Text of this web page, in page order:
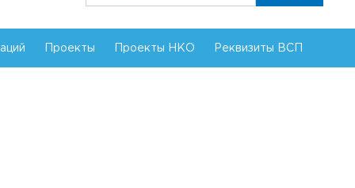
Проекты Проекты НКО Реквизиты ВСП